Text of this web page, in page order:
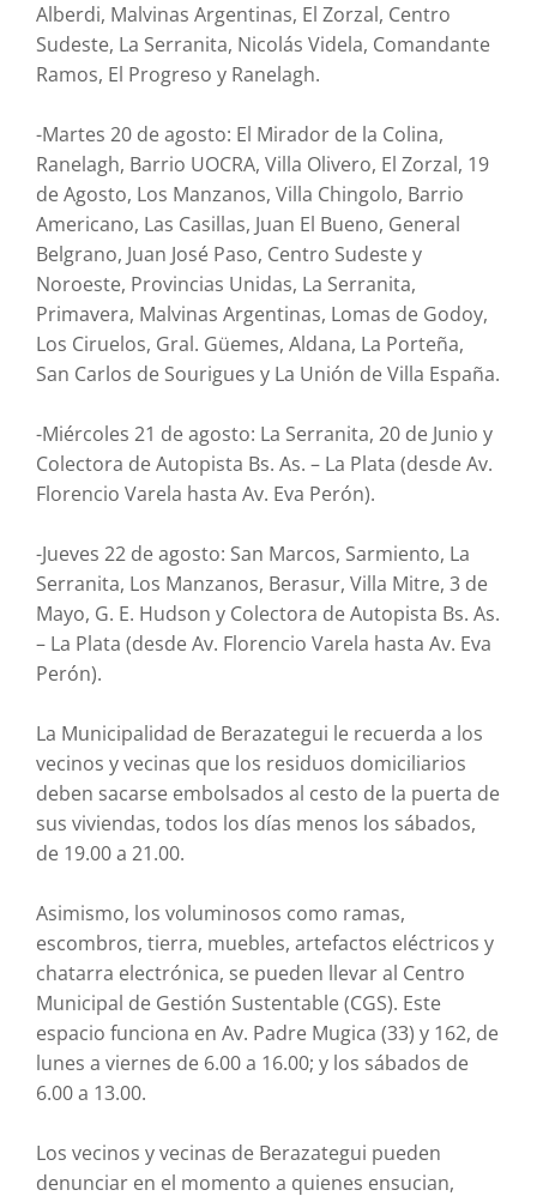
Alberdi, Malvinas Argentinas, El Zorzal, Centro
Sudeste, La Serranita, Nicolás Videla, Comandante
Ramos, El Progreso y Ranelagh.
-Martes 20 de agosto: El Mirador de la Colina,
Ranelagh, Barrio UOCRA, Villa Olivero, El Zorzal, 19
de Agosto, Los Manzanos, Villa Chingolo, Barrio
Americano, Las Casillas, Juan El Bueno, General
Belgrano, Juan José Paso, Centro Sudeste y
Noroeste, Provincias Unidas, La Serranita,
Primavera, Malvinas Argentinas, Lomas de Godoy,
Los Ciruelos, Gral. Güemes, Aldana, La Porteña,
San Carlos de Sourigues y La Unión de Villa España.
-Miércoles 21 de agosto: La Serranita, 20 de Junio y
Colectora de Autopista Bs. As. – La Plata (desde Av.
Florencio Varela hasta Av. Eva Perón).
-Jueves 22 de agosto: San Marcos, Sarmiento, La
Serranita, Los Manzanos, Berasur, Villa Mitre, 3 de
Mayo, G. E. Hudson y Colectora de Autopista Bs. As.
– La Plata (desde Av. Florencio Varela hasta Av. Eva
Perón).
La Municipalidad de Berazategui le recuerda a los
vecinos y vecinas que los residuos domiciliarios
deben sacarse embolsados al cesto de la puerta de
sus viviendas, todos los días menos los sábados,
de 19.00 a 21.00.
Asimismo, los voluminosos como ramas,
escombros, tierra, muebles, artefactos eléctricos y
chatarra electrónica, se pueden llevar al Centro
Municipal de Gestión Sustentable (CGS). Este
espacio funciona en Av. Padre Mugica (33) y 162, de
lunes a viernes de 6.00 a 16.00; y los sábados de
6.00 a 13.00.
Los vecinos y vecinas de Berazategui pueden
denunciar en el momento a quienes ensucian,